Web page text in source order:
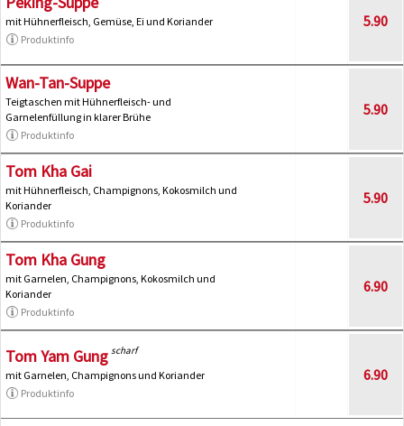
mit Hühnerfleisch, Gemüse, Ei und Koriander
Produktinfo
5.90
Wan-Tan-Suppe
Teigtaschen mit Hühnerfleisch- und
Garnelenfüllung in klarer Brühe
Produktinfo
5.90
Tom Kha Gai
mit Hühnerfleisch, Champignons, Kokosmilch und
Koriander
Produktinfo
5.90
Tom Kha Gung
mit Garnelen, Champignons, Kokosmilch und
Koriander
Produktinfo
6.90
Tom Yam Gung scharf
mit Garnelen, Champignons und Koriander
Produktinfo
6.90